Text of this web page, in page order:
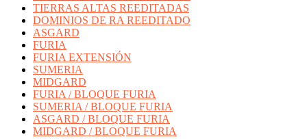
TIERRAS ALTAS REEDITADAS
DOMINIOS DE RA REEDITADO
ASGARD
FURIA
FURIA EXTENSIÓN
SUMERIA
MIDGARD
FURIA / BLOQUE FURIA
SUMERIA / BLOQUE FURIA
ASGARD / BLOQUE FURIA
MIDGARD / BLOQUE FURIA